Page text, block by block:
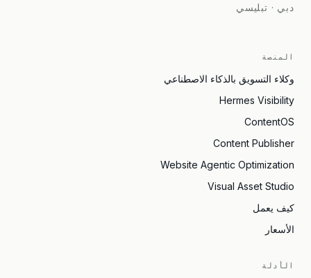
دبي · تبليسي
المنصة
وكلاء التسويق بالذكاء الاصطناعي
Hermes Visibility
ContentOS
Content Publisher
Website Agentic Optimization
Visual Asset Studio
كيف يعمل
الأسعار
الأدلة